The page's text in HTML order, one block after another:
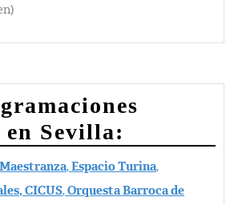
en Sevilla:
,Espacio Turina,
CICUS,Orquesta Barroca de